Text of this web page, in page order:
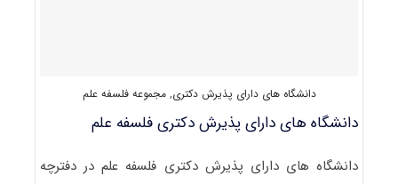
دانشگاه های دارای پذیرش دکتری,مجموعه فلسفه علم
دانشگاه های دارای پذیرش دکتری ﻓﻠﺴﻔﻪ ﻋﻠﻢ
دانشگاه های دارای پذیرش دکتری ﻓﻠﺴﻔﻪ ﻋﻠﻢ در دفترچه